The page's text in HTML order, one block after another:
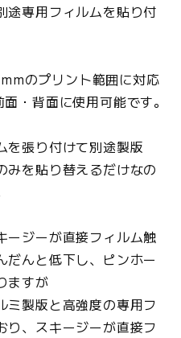
途専用フィルムを貼り付
のプリント範囲に対応
・背面に使用可能です。
を張り付けて別途製版
みを貼り替えるだけなの
ージーが直接フィルム触
だんと低下し、ピンホー
ますが
ミ製版と高強度の専用フ
り、スキージーが直接フ